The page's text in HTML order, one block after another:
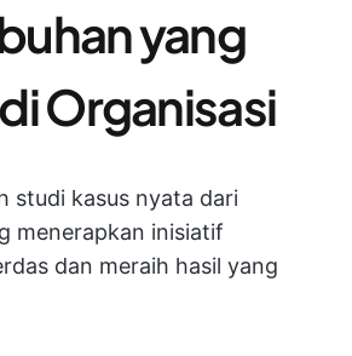
yang
Organisasi
studi kasus nyata dari
menerapkan inisiatif
dan meraih hasil yang